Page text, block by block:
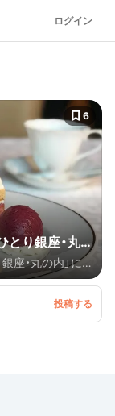
ログイン
6
り銀座・丸の
座・丸の内」に掲